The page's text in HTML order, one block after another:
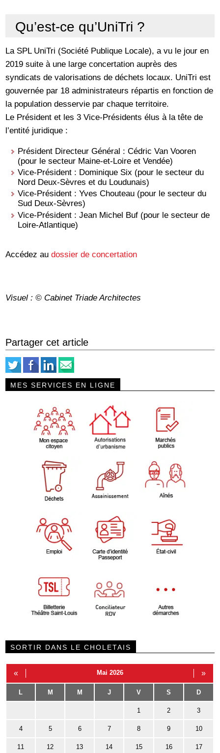
Qu’est-ce qu’UniTri ?
La SPL UniTri (Société Publique Locale), a vu le jour en
2019 suite à une large concertation auprès des
syndicats de valorisations de déchets locaux. UniTri est
gouvernée par 18 administrateurs répartis en fonction de
la population desservie par chaque territoire.
Le Président et les 3 Vice-Présidents élus à la tête de
l’entité juridique :
Président Directeur Général : Cédric Van Vooren
(pour le secteur Maine-et-Loire et Vendée)
Vice-Président : Dominique Six (pour le secteur du
Nord Deux-Sèvres et du Loudunais)
Vice-Président : Yves Chouteau (pour le secteur du
Sud Deux-Sèvres)
Vice-Président : Jean Michel Buf (pour le secteur de
Loire-Atlantique)
Accédez audossier de concertation
Visuel : © Cabinet Triade Architectes
Partager cet article
MES SERVICES EN LIGNE
SORTIR DANS LE CHOLETAIS
« Mai 2026 »
L M M J V S D
1 2 3
4 5 6 7 8 9 10
11 12 13 14 15 16 17